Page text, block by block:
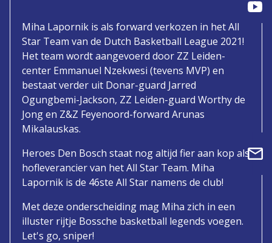
Miha Lapornik is als forward verkozen in het All
Star Team van de Dutch Basketball League 2021!
Het team wordt aangevoerd door ZZ Leiden-
center Emmanuel Nzekwesi (tevens MVP) en
bestaat verder uit Donar-guard Jarred
Ogungbemi-Jackson, ZZ Leiden-guard Worthy de
Jong en Z&Z Feyenoord-forward Arunas
Mikalauskas.
Heroes Den Bosch staat nog altijd fier aan kop als
hofleverancier van het All Star Team. Miha
Lapornik is de 46ste All Star namens de club!
Met deze onderscheiding mag Miha zich in een
illuster rijtje Bossche basketball legends voegen.
Let's go, sniper!